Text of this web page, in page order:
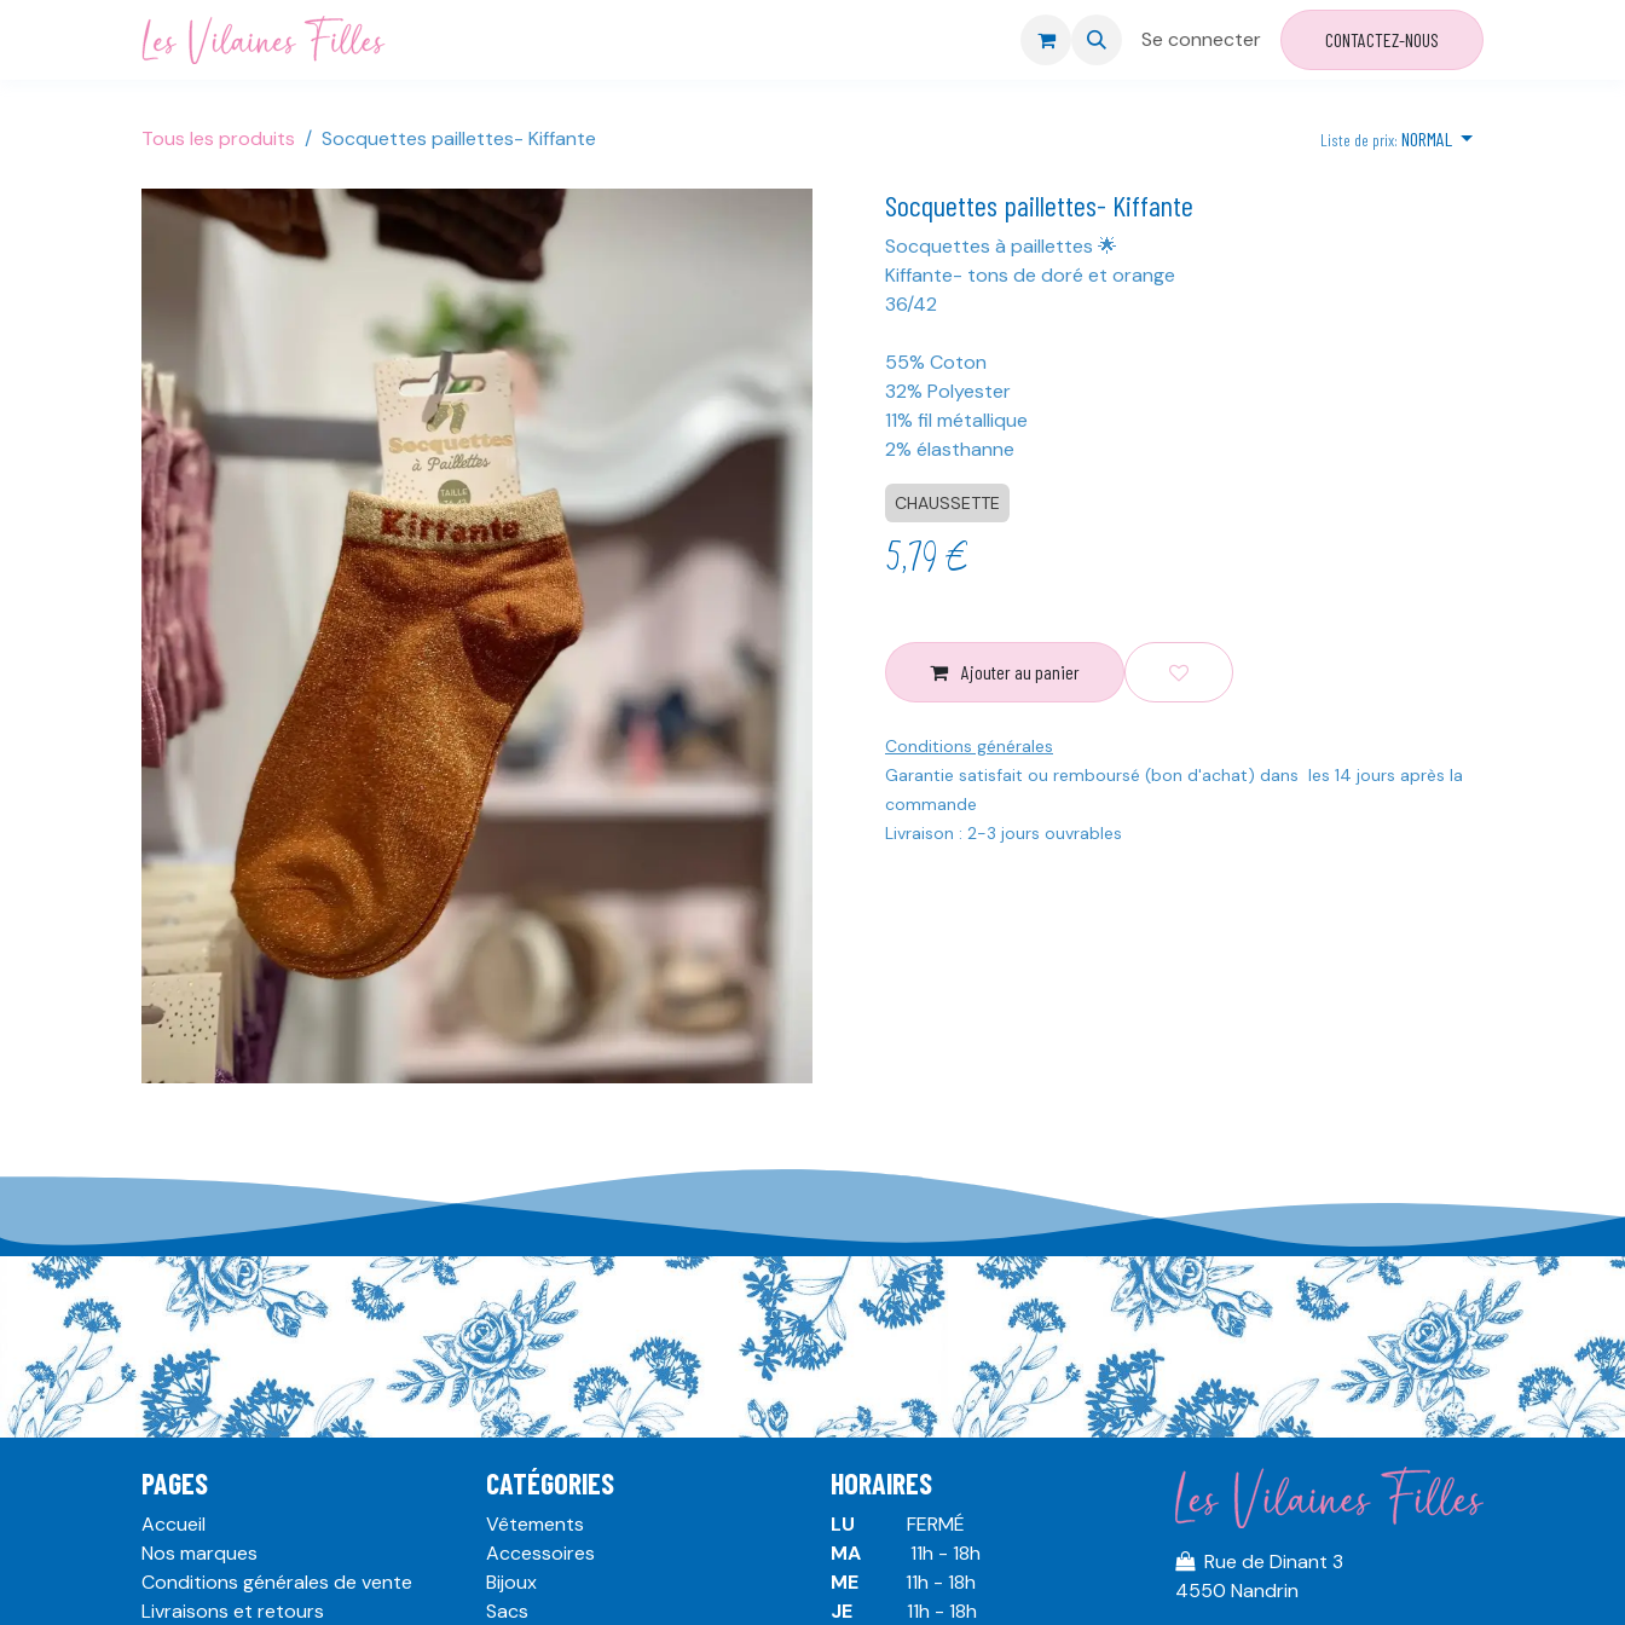
Livraison et retour Se connecter CONTACTEZ-NOUS
Tous les produits Socquettes paillettes- Kiffante Liste de prix: NORMAL
Socquettes paillettes- Kiffante
Socquettes à paillettes 🌟
Kiffante- tons de doré et orange
36/42
55% Coton
32% Polyester
11% fil métallique
2% élasthanne
CHAUSSETTE
5,79€
Ajouter au panier
Conditions générales
Garantie satisfait ou remboursé (bon d'achat) dans les 14 jours après la
commande
Livraison : 2-3 jours ouvrables
PAGES
Accueil
Nos marques
Conditions générales de vente
Livraisons et retours
CATÉGORIES
Vêtements
Accessoires
Bijoux
Sacs
HORAIRES
LU
​ ​FERMÉ
MA
​11h - 18h
ME
​11h - 18h
JE
​​11h - 18h
Rue de Dinant 3
4550 Nandrin